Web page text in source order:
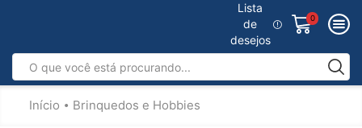
Lista
de
desejos
0
Início • Brinquedos e Hobbies